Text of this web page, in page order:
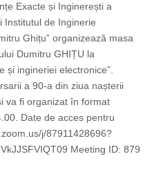
Exacte și Inginerești a
Institutul de Inginerie
Ghițu” organizează masa
Dumitru GHIȚU la
și ingineriei electronice”.
a 90-a din ziua nașterii
va fi organizat în format
Date de acces pentru
j/87911428696?
Meeting ID: 879